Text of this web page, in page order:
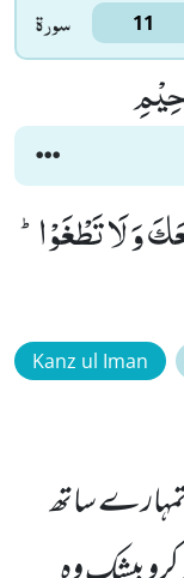
سورۃ 11
وَ لَا تَطْغَوْاؕ-
Kanz ul Iman
تمہارے ساتھ